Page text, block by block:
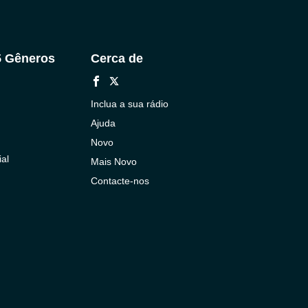
Gêneros Cerca de
Inclua a sua rádio
Ajuda
Novo
Mais Novo
Contacte-nos